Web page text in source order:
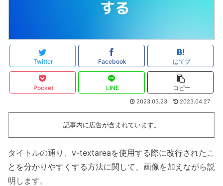
Twitter Facebook はてブ
Pocket LINE コピー
2023.03.23 2023.04.27
記事内に広告が含まれています。
タイトルの通り、v-textareaを使用する際に改行されたこ
とを分かりやすくする方法に関して、画像を加えながら説
明します。